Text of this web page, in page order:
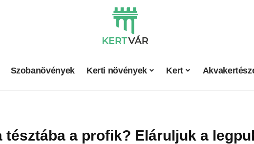
Szobanövények Kerti növények Kert
tésztába a profik? Eláruljuk a